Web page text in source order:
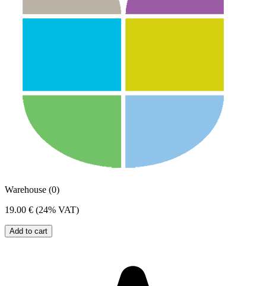
Warehouse (0)
19.00 € (24% VAT)
Add to cart